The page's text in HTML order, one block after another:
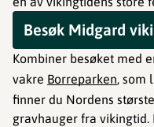
Besøk Midgard
Kombiner besøket med
vakre Borreparken, som
finner du Nordens
gravhauger fra vikingtid.